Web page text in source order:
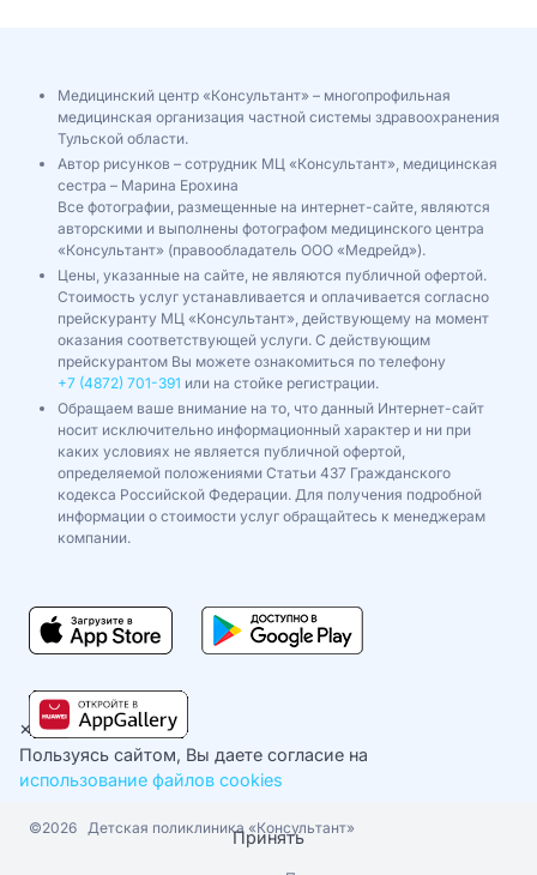
Медицинский центр «Консультант» – многопрофильная
медицинская организация частной системы здравоохранения
Тульской области.
Автор рисунков – сотрудник МЦ «Консультант», медицинская
сестра – Марина Ерохина
Все фотографии, размещенные на интернет-сайте, являются
авторскими и выполнены фотографом медицинского центра
«Консультант» (правообладатель ООО «Медрейд»).
Цены, указанные на сайте, не являются публичной офертой.
Стоимость услуг устанавливается и оплачивается согласно
прейскуранту МЦ «Консультант», действующему на момент
оказания соответствующей услуги. С действующим
прейскурантом Вы можете ознакомиться по телефону
+7 (4872) 701-391 или на стойке регистрации.
Обращаем ваше внимание на то, что данный Интернет-сайт
носит исключительно информационный характер и ни при
каких условиях не является публичной офертой,
определяемой положениями Статьи 437 Гражданского
кодекса Российской Федерации. Для получения подробной
информации о стоимости услуг обращайтесь к менеджерам
компании.
©2026 Детская поликлиника «Консультант»
×
Пользуясь сайтом, Вы даете согласие на
использование файлов cookies
Принять